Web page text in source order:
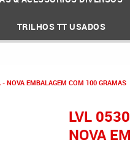
TRILHOS TT USADOS
NOVA EMBALAGEM COM 100 GRAMAS
LVL
NOVA